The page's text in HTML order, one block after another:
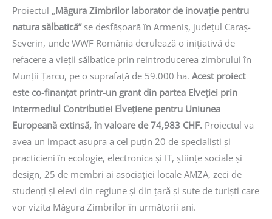
Proiectul „Măgura Zimbrilor laborator de inovație pentru
natura sălbatică” se desfășoară în Armeniș, județul Caraș-
Severin, unde WWF România derulează o inițiativă de
refacere a vieții sălbatice prin reintroducerea zimbrului în
Munții Țarcu, pe o suprafață de 59.000 ha. Acest proiect
este co-finanțat printr-un grant din partea Elveției prin
intermediul Contributiei Elvețiene pentru Uniunea
Europeană extinsă, în valoare de 74,983 CHF. Proiectul va
avea un impact asupra a cel puțin 20 de specialiști și
practicieni în ecologie, electronica și IT, științe sociale și
design, 25 de membri ai asociației locale AMZA, zeci de
studenți și elevi din regiune și din țară și sute de turiști care
vor vizita Măgura Zimbrilor în următorii ani.